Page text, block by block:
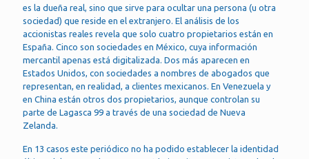
es la dueña real, sino que sirve para ocultar una persona (u otra
sociedad) que reside en el extranjero. El análisis de los
accionistas reales revela que solo cuatro propietarios están en
España. Cinco son sociedades en México, cuya información
mercantil apenas está digitalizada. Dos más aparecen en
Estados Unidos, con sociedades a nombres de abogados que
representan, en realidad, a clientes mexicanos. En Venezuela y
en China están otros dos propietarios, aunque controlan su
parte de Lagasca 99 a través de una sociedad de Nueva
Zelanda.
En 13 casos este periódico no ha podido establecer la identidad